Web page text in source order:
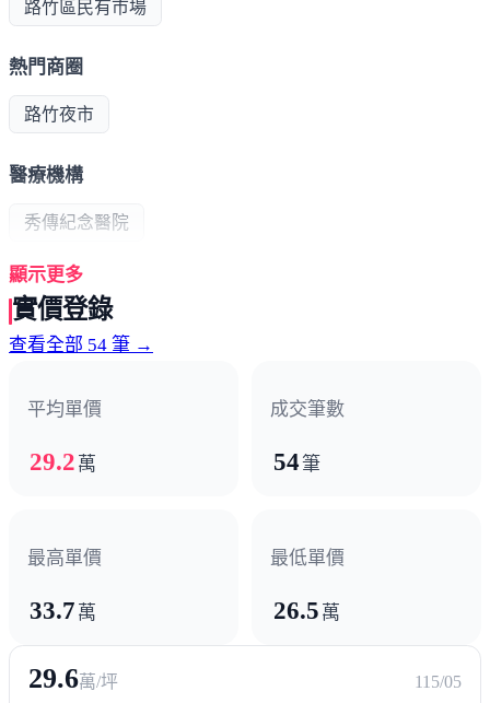
路竹區民有市場
熱門商圈
路竹夜市
醫療機構
秀傳紀念醫院
政府機構
顯示更多
實價登錄
查看全部 54 筆 →
平均單價
29.2 萬
成交筆數
54筆
最高單價
33.7 萬
最低單價
26.5 萬
29.6萬/坪
115/05